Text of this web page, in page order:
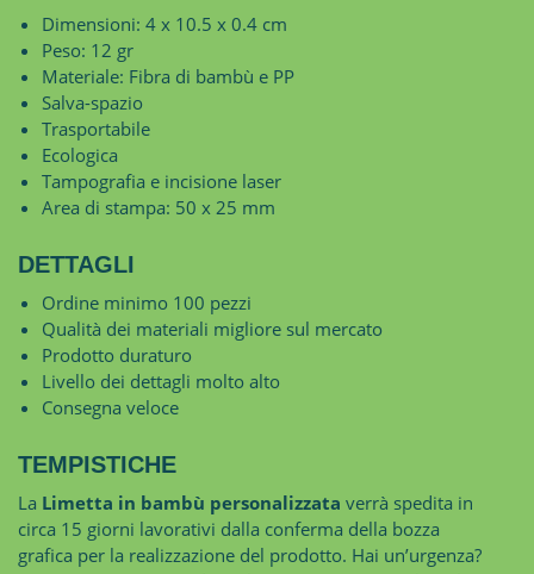
Dimensioni: 4 x 10.5 x 0.4 cm
Peso: 12 gr
Materiale: Fibra di bambù e PP
Salva-spazio
Trasportabile
Ecologica
Tampografia e incisione laser
Area di stampa: 50 x 25 mm
DETTAGLI
Ordine minimo 100 pezzi
Qualità dei materiali migliore sul mercato
Prodotto duraturo
Livello dei dettagli molto alto
Consegna veloce
TEMPISTICHE
La Limetta in bambù personalizzata verrà spedita in
circa 15 giorni lavorativi dalla conferma della bozza
grafica per la realizzazione del prodotto. Hai un’urgenza?